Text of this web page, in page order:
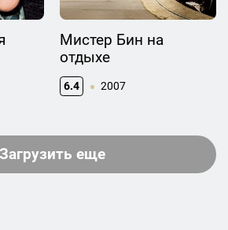
Мистер Бин на
отдыхе
6.4 2007
Загрузить еще